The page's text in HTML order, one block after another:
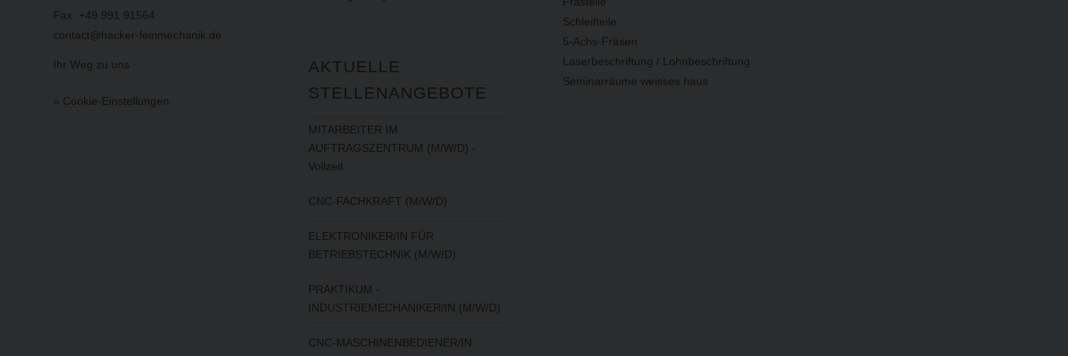
Fax. +49 991 91564
contact@hacker-feinmechanik.de
Ihr Weg zu uns
» Cookie-Einstellungen
AKTUELLE
STELLENANGEBOTE
MITARBEITER IM
AUFTRAGSZENTRUM (M/W/D) -
Vollzeit
CNC-FACHKRAFT (M/W/D)
ELEKTRONIKER/IN FÜR
BETRIEBSTECHNIK (M/W/D)
PRAKTIKUM -
INDUSTRIEMECHANIKER/IN (M/W/D)
CNC-MASCHINENBEDIENER/IN
Schleifteile
5-Achs-Fräsen
Laserbeschriftung / Lohnbeschriftung
Seminarräume weisses haus